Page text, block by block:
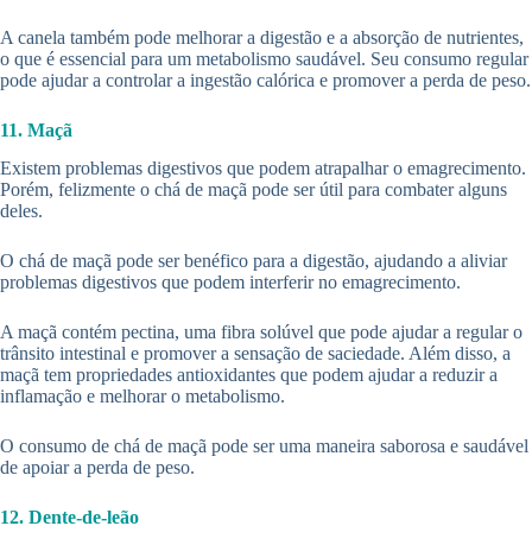
A canela também pode melhorar a digestão e a absorção de nutrientes,
o que é essencial para um metabolismo saudável. Seu consumo regular
pode ajudar a controlar a ingestão calórica e promover a perda de peso.
11. Maçã
Existem problemas digestivos que podem atrapalhar o emagrecimento.
Porém, felizmente o chá de maçã pode ser útil para combater alguns
deles.
O chá de maçã pode ser benéfico para a digestão, ajudando a aliviar
problemas digestivos que podem interferir no emagrecimento.
A maçã contém pectina, uma fibra solúvel que pode ajudar a regular o
trânsito intestinal e promover a sensação de saciedade. Além disso, a
maçã tem propriedades antioxidantes que podem ajudar a reduzir a
inflamação e melhorar o metabolismo.
O consumo de chá de maçã pode ser uma maneira saborosa e saudável
de apoiar a perda de peso.
12. Dente-de-leão